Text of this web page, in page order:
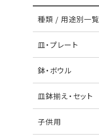
種類 / 用途別一覧
皿・プレート
鉢・ボウル
皿鉢揃え・セット
子供用